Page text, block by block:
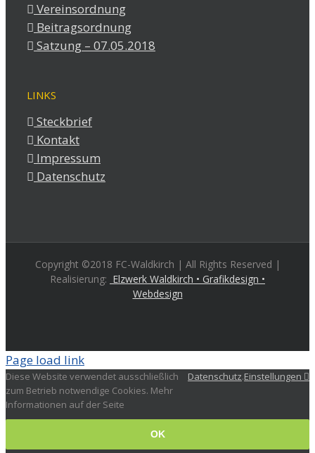
Vereinsordnung
Beitragsordnung
Satzung – 07.05.2018
LINKS
Steckbrief
Kontakt
Impressum
Datenschutz
Copyright ©2018 FC-Waldkirch | All Rights Reserved |
Realisierung: Elzwerk Waldkirch • Grafikdesign •
Webdesign
Page load link
Diese Website verwendet ausschließlich
zum Betrieb notwendige Cookies. Mehr
Informationen auf der Seite
Datenschutz.Einstellungen
OK